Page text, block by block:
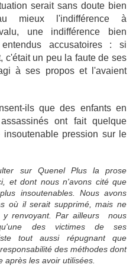
serait sans doute bien
mieux l'indifférence à
une indifférence bien
accusatoires : si
c'était un peu la faute de ses
à ses propos et l'avaient
ils que des enfants en
ont fait quelque
pression sur le
sur Quenel Plus la prose
et dont nous n'avons cité que
insoutenables. Nous avons
où il serait supprimé, mais ne
renvoyant. Par ailleurs nous
des victimes de ses
tout aussi répugnant que
des méthodes dont
après les avoir utilisées.